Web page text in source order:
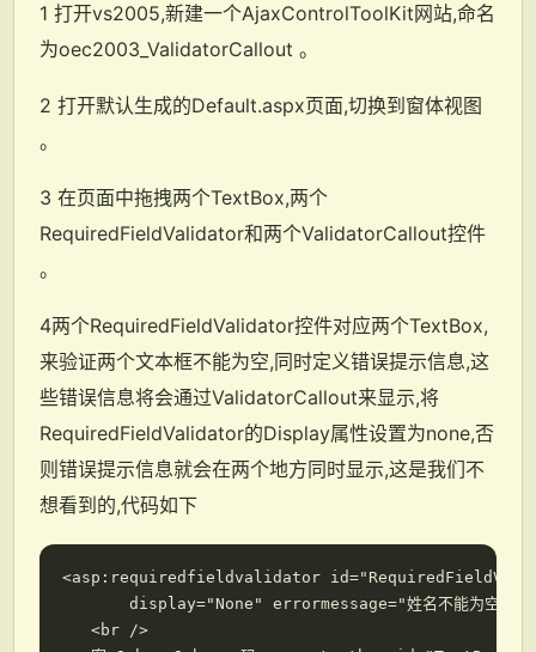
1 打开vs2005,新建一个AjaxControlToolKit网站,命名
为oec2003_ValidatorCallout 。
2 打开默认生成的Default.aspx页面,切换到窗体视图
。
3 在页面中拖拽两个TextBox,两个
RequiredFieldValidator和两个ValidatorCallout控件
。
4两个RequiredFieldValidator控件对应两个TextBox,
来验证两个文本框不能为空,同时定义错误提示信息,这
些错误信息将会通过ValidatorCallout来显示,将
RequiredFieldValidator的Display属性设置为none,否
则错误提示信息就会在两个地方同时显示,这是我们不
想看到的,代码如下
<asp:requiredfieldvalidator
display="None" errormessage="姓名不能为空
   <br />